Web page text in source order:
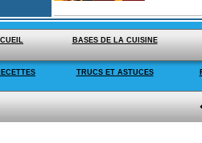
BASES DE LA CUISINE
TRUCS ET ASTUCES